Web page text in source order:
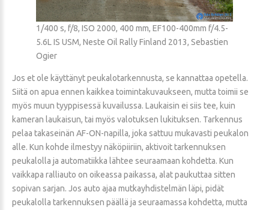
1/400 s, f/8, ISO 2000, 400 mm, EF100-400mm f/4.5-
5.6L IS USM, Neste Oil Rally Finland 2013, Sebastien
Ogier
Jos et ole käyttänyt peukalotarkennusta, se kannattaa opetella.
Siitä on apua ennen kaikkea toimintakuvaukseen, mutta toimii se
myös muun tyyppisessä kuvailussa. Laukaisin ei siis tee, kuin
kameran laukaisun, tai myös valotuksen lukituksen. Tarkennus
pelaa takaseinän AF-ON-napilla, joka sattuu mukavasti peukalon
alle. Kun kohde ilmestyy näköpiiriin, aktivoit tarkennuksen
peukalolla ja automatiikka lähtee seuraamaan kohdetta. Kun
vaikkapa ralliauto on oikeassa paikassa, alat paukuttaa sitten
sopivan sarjan. Jos auto ajaa mutkayhdistelmän läpi, pidät
peukalolla tarkennuksen päällä ja seuraamassa kohdetta, mutta